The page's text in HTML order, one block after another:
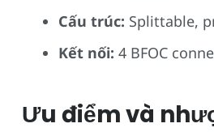
Cấu trúc: Splittable,
Kết nối: 4 BFOC
Ưu điểm và